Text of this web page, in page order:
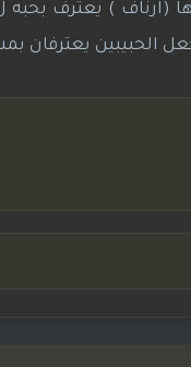
(ارناف ) يعترف
الحبيبين يعترفان